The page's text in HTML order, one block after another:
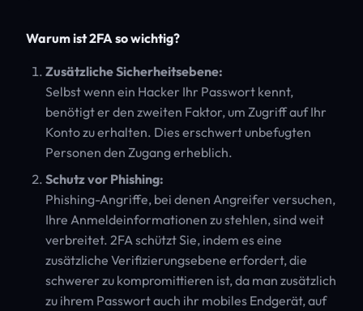
Warum ist 2FA so wichtig?
Zusätzliche Sicherheitsebene:
Selbst wenn ein Hacker Ihr Passwort kennt,
benötigt er den zweiten Faktor, um Zugriff auf Ihr
Konto zu erhalten. Dies erschwert unbefugten
Personen den Zugang erheblich.
Schutz vor Phishing:
Phishing-Angriffe, bei denen Angreifer versuchen,
Ihre Anmeldeinformationen zu stehlen, sind weit
verbreitet. 2FA schützt Sie, indem es eine
zusätzliche Verifizierungsebene erfordert, die
schwerer zu kompromittieren ist, da man zusätzlich
zu ihrem Passwort auch ihr mobiles Endgerät, auf